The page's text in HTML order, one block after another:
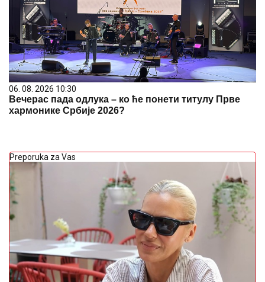
06. 08. 2026 10:30
Вечерас пада одлука – ко ће понети титулу Прве
хармонике Србије 2026?
Preporuka za Vas